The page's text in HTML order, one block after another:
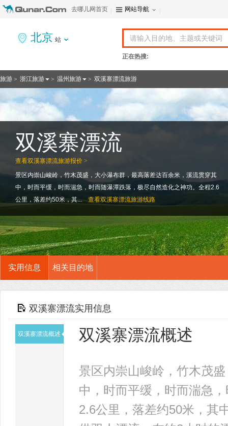
去哪儿网首页 网站导航
北京 站
正在热搜:
旅游 > 浙江旅游 > 温州旅游 > 双溪寨漂流旅游
查看双溪寨漂流旅游报价 >
双溪寨漂流
景区内崇山峻岭，竹木茂盛，大小瀑布群，最高落差达百余米，溪流贯穿其
中，时而平缓，时而湍急，时而随瀑潭跌落，极尽自然造化之神功。全程2.6
公里，落差约50米，其...
查看双溪寨漂流旅游线路
实用信息 相关目的地
双溪寨漂流实用信息
双溪寨漂流概述 双溪寨漂流概述
景区内崇山峻岭，竹木茂
中，时而平缓，时而湍急
2.6公里，落差约50米，其